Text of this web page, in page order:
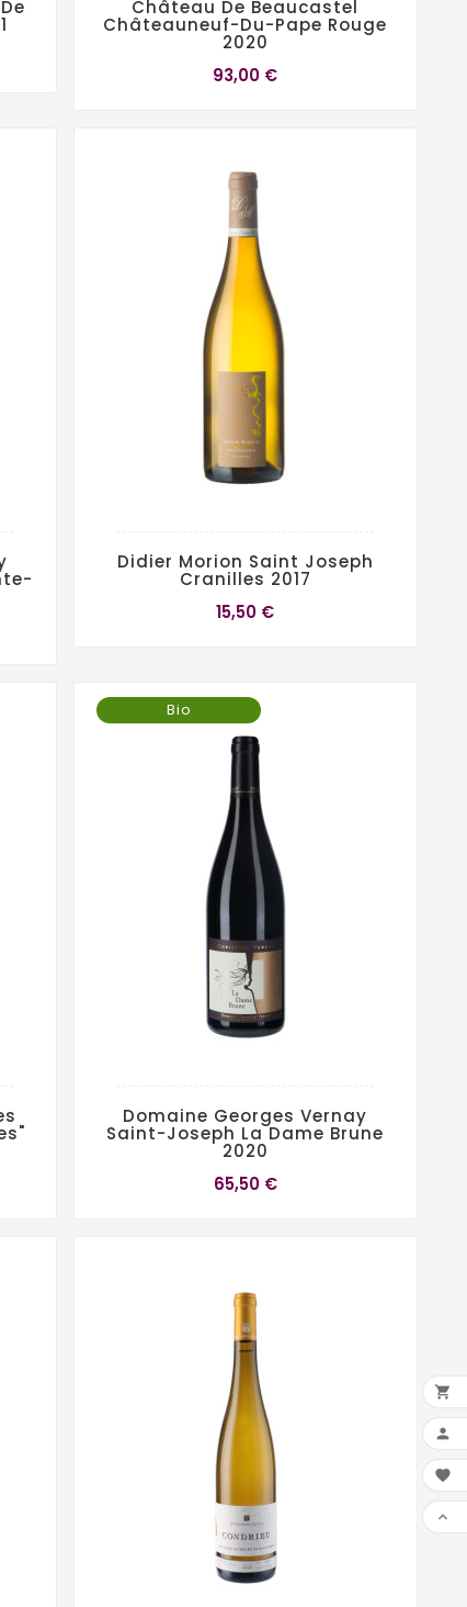
Château De Beaucastel
Châteauneuf-Du-Pape Rouge
2020
93,00 €
Didier Morion Saint Joseph
Cranilles 2017
15,50 €
Bio
Domaine Georges Vernay
Saint-Joseph La Dame Brune
2020
65,50 €



